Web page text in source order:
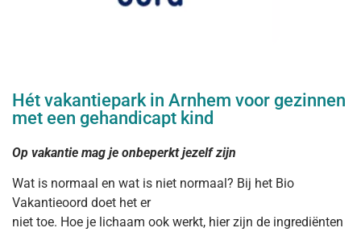
Hét vakantiepark in Arnhem voor gezinnen
met een gehandicapt kind
Op vakantie mag je onbeperkt jezelf zijn
Wat is normaal en wat is niet normaal? Bij het Bio
Vakantieoord doet het er
niet toe. Hoe je lichaam ook werkt, hier zijn de ingrediënten